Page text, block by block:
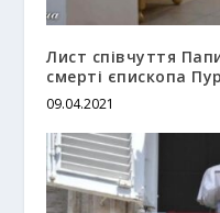
Лист співчуття
смерті єпископа
09.04.2021